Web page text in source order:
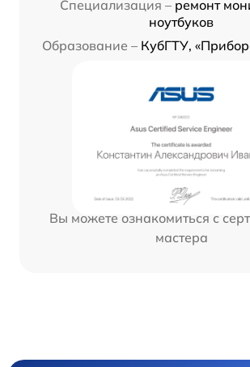
Специализация – ремонт
ноутбуков
Образование – КубГТУ,
Вы можете ознакомиться с
мастера